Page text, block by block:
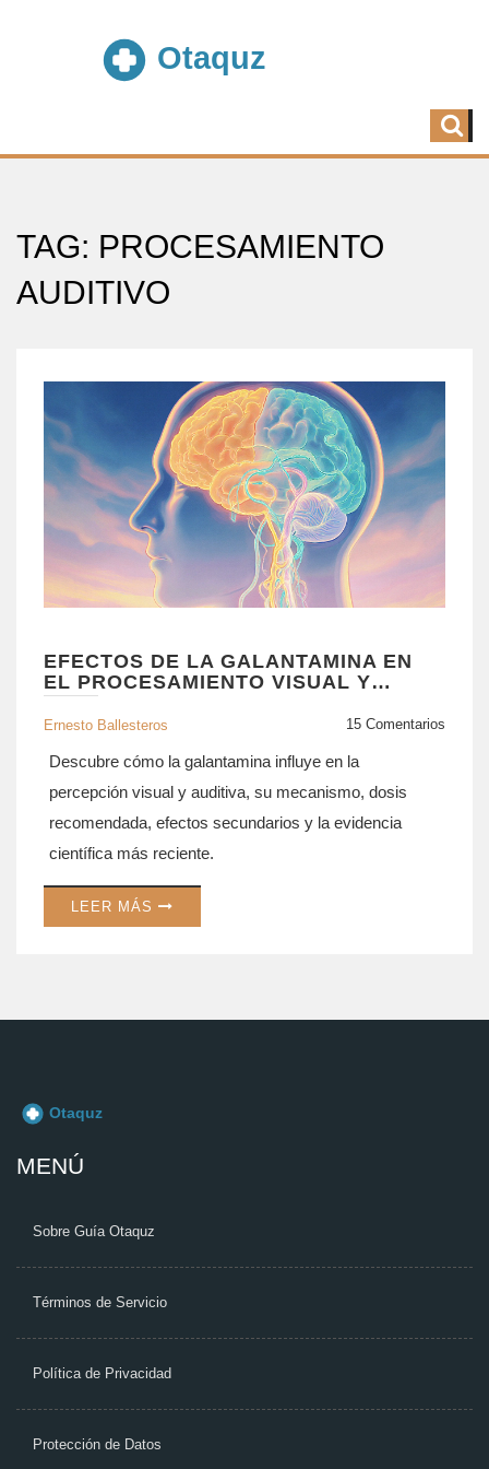
TAG: PROCESAMIENTO
AUDITIVO
EFECTOS DE LA GALANTAMINA EN
EL PROCESAMIENTO VISUAL Y
AUDITIVO
Ernesto Ballesteros 15 Comentarios
Descubre cómo la galantamina influye en la
percepción visual y auditiva, su mecanismo, dosis
recomendada, efectos secundarios y la evidencia
científica más reciente.
LEER MÁS
MENÚ
Sobre Guía Otaquz
Términos de Servicio
Política de Privacidad
Protección de Datos